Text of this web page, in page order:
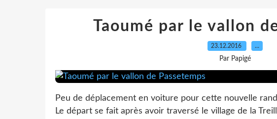
Taoumé par le vallon
23.12.2016 …
Par Papigé
Peu de déplacement en voiture pour cette nouvelle
Le départ se fait après avoir traversé le village de la